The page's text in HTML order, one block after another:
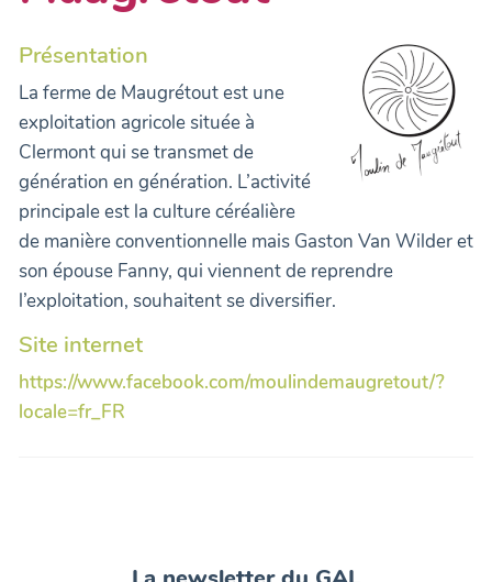
Présentation
La ferme de Maugrétout est une
exploitation agricole située à
Clermont qui se transmet de
génération en génération. L’activité
principale est la culture céréalière
de manière conventionnelle mais Gaston Van Wilder et
son épouse Fanny, qui viennent de reprendre
l’exploitation, souhaitent se diversifier.
Site internet
https://www.facebook.com/moulindemaugretout/?
locale=fr_FR